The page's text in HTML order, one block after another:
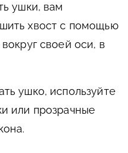
ушки, вам
хвост с помощью
своей оси, в
ушко, используйте
или прозрачные